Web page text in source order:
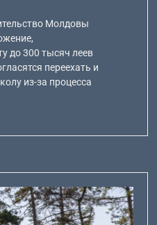
Молдовы
до 300 тысяч леев
переехать и
из-за процесса